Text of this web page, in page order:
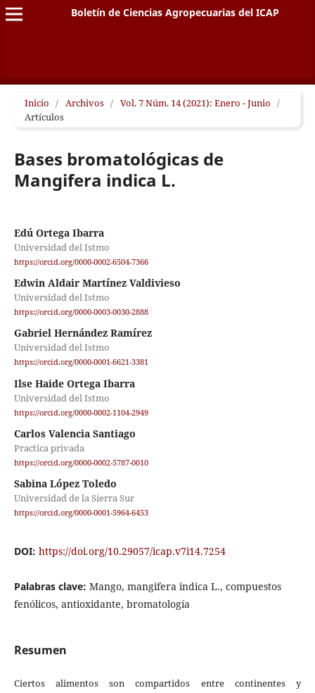
Boletín de Ciencias Agropecuarias del ICAP
Inicio / Archivos / Vol. 7 Núm. 14 (2021): Enero - Junio /
Artículos
Bases bromatológicas de
Mangifera indica L.
Edú Ortega Ibarra
Universidad del Istmo
https://orcid.org/0000-0002-6504-7366
Edwin Aldair Martínez Valdivieso
Universidad del Istmo
https://orcid.org/0000-0003-0030-2888
Gabriel Hernández Ramírez
Universidad del Istmo
https://orcid.org/0000-0001-6621-3381
Ilse Haide Ortega Ibarra
Universidad del Istmo
https://orcid.org/0000-0002-1104-2949
Carlos Valencia Santiago
Practica privada
https://orcid.org/0000-0002-5787-0010
Sabina López Toledo
Universidad de la Sierra Sur
https://orcid.org/0000-0001-5964-6453
DOI: https://doi.org/10.29057/icap.v7i14.7254
Palabras clave: Mango, mangifera indica L., compuestos
fenólicos, antioxidante, bromatología
Resumen
Ciertos alimentos son compartidos entre continentes y